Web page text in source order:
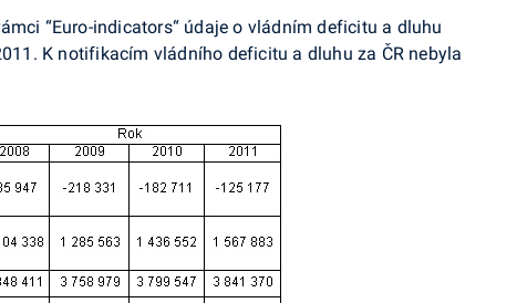
“Euro-indicators“ údaje o vládním deficitu a dluhu
K notifikacím vládního deficitu a dluhu za ČR nebyla